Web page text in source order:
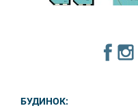
БУДИНОК: